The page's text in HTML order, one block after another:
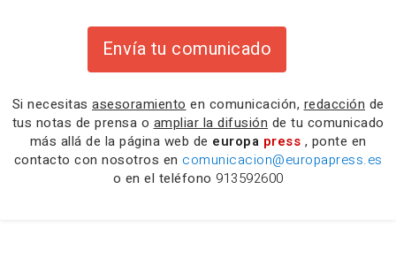
Envía tu comunicado
Si necesitas asesoramiento en comunicación, redacción de
tus notas de prensa o ampliar la difusión de tu comunicado
más allá de la página web de europa press , ponte en
contacto con nosotros en comunicacion@europapress.es
o en el teléfono 913592600